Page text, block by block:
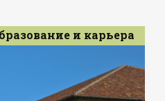
и карьера